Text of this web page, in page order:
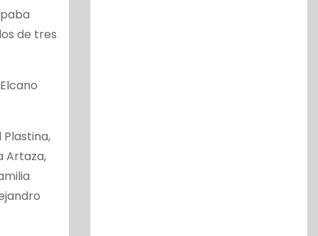
de tres
Artaza,